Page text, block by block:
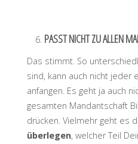
PASST NICHT ZU ALLEN
Das stimmt. So
sind, kann auch nicht jeder
anfangen. Es geht ja auch
gesamten Mandantschaft
drücken. Vielmehr geht es
überlegen, welcher Teil